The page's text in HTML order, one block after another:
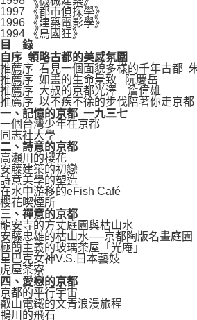
1997 《都市偵探學》
1996 《建築電影學》
1994 《鳥國狂》
目
錄
自序 領略古都的美感氛圍
推薦序 看見一個面貌多樣的千年古都
推薦序 如畫的生命景致 阮慶岳
推薦序 大叔的京都光澤 詹偉雄
推薦序 以不疾不徐的步伐陪著你走京
一、記憶的京都 一九三七
一個台灣少年在京都
同志社大學
二、詩意的京都
高瀨川的櫻花
安藤建築的初戀
詩意美學的塑造
在水中游移的eFish Café
櫻花喫煙所
三、禪意的京都
龍安寺的方丈庭園與枯山水
安藤忠雄的枯山水──京都陶版名畫庭園
極簡主義的玻璃茶屋「光庵」
星巴克女神V.S.日本藝妓
虎屋茶寮
四、愛戀的京都
京都的平行宇宙
叡山電鐵的文青浪漫旅程
鴨川的飛石